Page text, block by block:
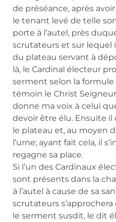
de préséance, après
le tenant levé de telle
porte à l’autel, près
scrutateurs et sur lequel
du plateau servant à
là, le Cardinal électeur
serment selon la formule
témoin le Christ
donne ma voix à celui
devoir être élu. Ensuite
le plateau et, au moyen
l’urne; ayant fait cela, il
regagne sa place.
Si l’un des Cardinaux
sont présents dans la
à l’autel à cause de sa
scrutateurs
le serment susdit, le dit